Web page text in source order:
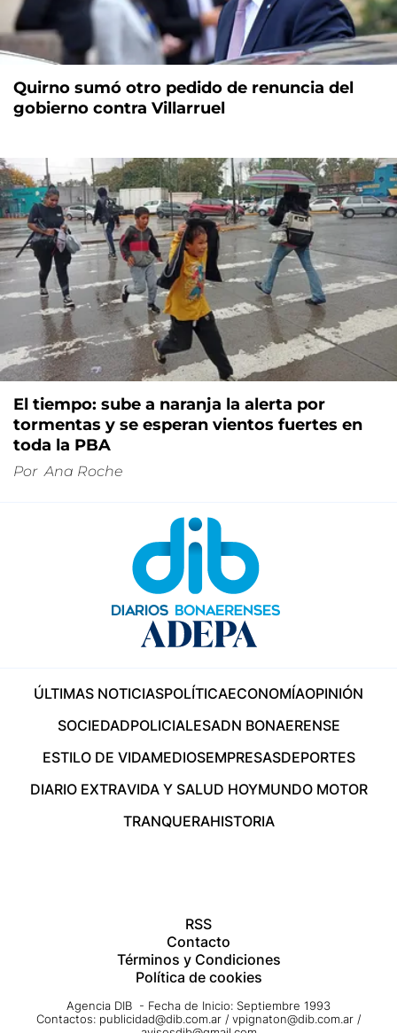
Quirno sumó otro pedido de renuncia del
gobierno contra Villarruel
El tiempo: sube a naranja la alerta por
tormentas y se esperan vientos fuertes en
toda la PBA
Por Ana Roche
ÚLTIMAS NOTICIASPOLÍTICAECONOMÍAOPINIÓN
SOCIEDADPOLICIALESADN BONAERENSE
ESTILO DE VIDAMEDIOSEMPRESASDEPORTES
DIARIO EXTRAVIDA Y SALUD HOYMUNDO MOTOR
TRANQUERAHISTORIA
RSS
Contacto
Términos y Condiciones
Política de cookies
Agencia DIB - Fecha de Inicio: Septiembre 1993
Contactos: publicidad@dib.com.ar / vpignaton@dib.com.ar /